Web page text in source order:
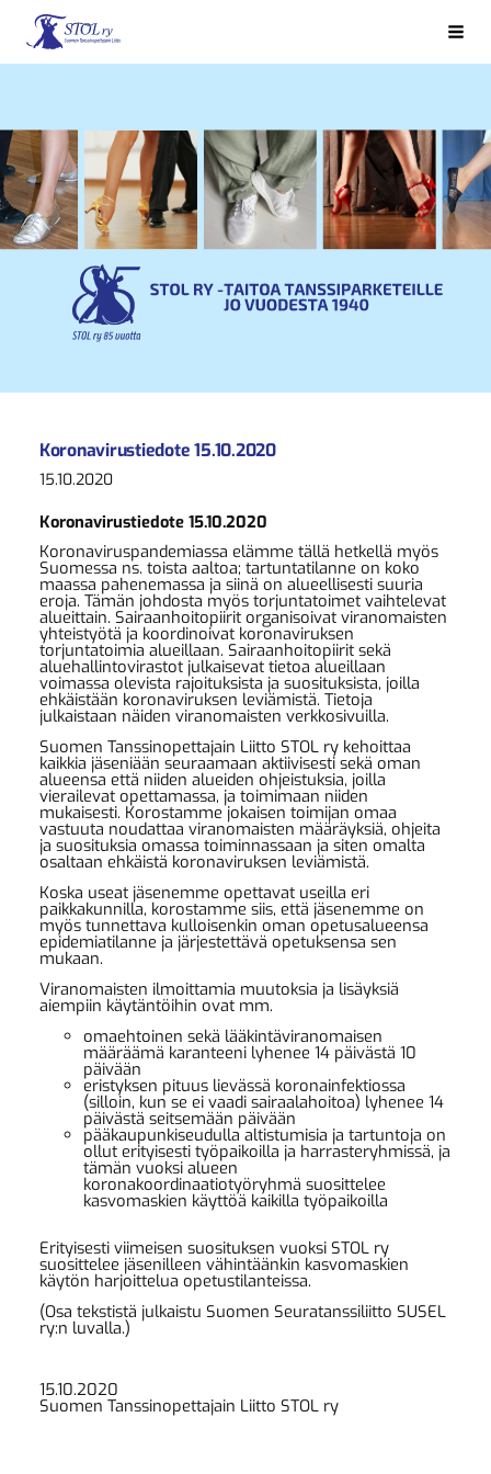
Siirry
sivun
sisältöön
Suomen Tanssinopettajain Liitto STOL ry
Koronavirustiedote 15.10.2020
15.10.2020
Koronavirustiedote 15.10.2020
Koronaviruspandemiassa elämme tällä hetkellä myös
Suomessa ns. toista aaltoa; tartuntatilanne on koko
maassa pahenemassa ja siinä on alueellisesti suuria
eroja. Tämän johdosta myös torjuntatoimet vaihtelevat
alueittain. Sairaanhoitopiirit organisoivat viranomaisten
yhteistyötä ja koordinoivat koronaviruksen
torjuntatoimia alueillaan. Sairaanhoitopiirit sekä
aluehallintovirastot julkaisevat tietoa alueillaan
voimassa olevista rajoituksista ja suosituksista, joilla
ehkäistään koronaviruksen leviämistä. Tietoja
julkaistaan näiden viranomaisten verkkosivuilla.
Suomen Tanssinopettajain Liitto STOL ry kehoittaa
kaikkia jäseniään seuraamaan aktiivisesti sekä oman
alueensa että niiden alueiden ohjeistuksia, joilla
vierailevat opettamassa, ja toimimaan niiden
mukaisesti. Korostamme jokaisen toimijan omaa
vastuuta noudattaa viranomaisten määräyksiä, ohjeita
ja suosituksia omassa toiminnassaan ja siten omalta
osaltaan ehkäistä koronaviruksen leviämistä.
Koska useat jäsenemme opettavat useilla eri
paikkakunnilla, korostamme siis, että jäsenemme on
myös tunnettava kulloisenkin oman opetusalueensa
epidemiatilanne ja järjestettävä opetuksensa sen
mukaan.
Viranomaisten ilmoittamia muutoksia ja lisäyksiä
aiempiin käytäntöihin ovat mm.
omaehtoinen sekä lääkintäviranomaisen
määräämä karanteeni lyhenee 14 päivästä 10
päivään
eristyksen pituus lievässä koronainfektiossa
(silloin, kun se ei vaadi sairaalahoitoa) lyhenee 14
päivästä seitsemään päivään
pääkaupunkiseudulla altistumisia ja tartuntoja on
ollut erityisesti työpaikoilla ja harrasteryhmissä, ja
tämän vuoksi alueen
koronakoordinaatiotyöryhmä suosittelee
kasvomaskien käyttöä kaikilla työpaikoilla
Erityisesti viimeisen suosituksen vuoksi STOL ry
suosittelee jäsenilleen vähintäänkin kasvomaskien
käytön harjoittelua opetustilanteissa.
(Osa tekstistä julkaistu Suomen Seuratanssiliitto SUSEL
ry:n luvalla.)
15.10.2020
Suomen Tanssinopettajain Liitto STOL ry